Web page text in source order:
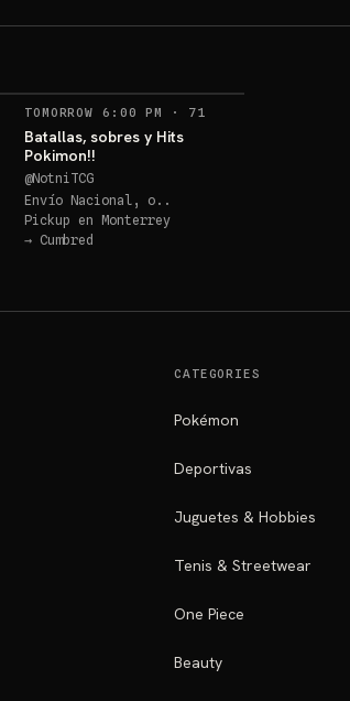
RECORDATORIOS
Los 3 de
TOMORROW 6:00 PM · 71
Batallas, sobres y Hits
Pokimon!!
@NotniTCG
Envío Nacional, o..
Pickup en Monterrey
→ Cumbred
CATEGORIES
Pokémon
Deportivas
Juguetes & Hobbies
Tenis & Streetwear
One Piece
Beauty